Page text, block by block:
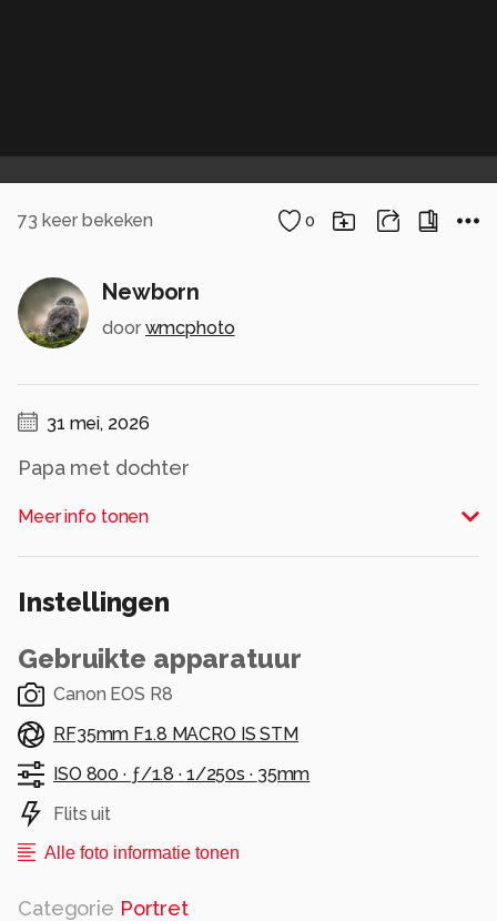
73 keer bekeken 0
Newborn
door wmcphoto
31 mei, 2026
Papa met dochter
Alle rechten voorbehouden
Meer info tonen
Instellingen
Gebruikte apparatuur
Canon EOS R8
RF35mm F1.8 MACRO IS STM
ISO 800 · ƒ/1.8 · 1/250s · 35mm
Flits uit
Alle foto informatie tonen
Categorie Portret